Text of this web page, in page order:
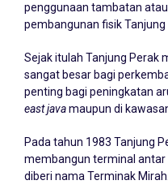
penggunaan tambatan
pembangunan fisik Tanjung
Sejak itulah Tanjung Perak
sangat besar bagi
penting bagi peningkatan
east javamaupun di
Pada tahun 1983 Tanjung
membangun terminal antar
diberi nama Terminak Mirah.